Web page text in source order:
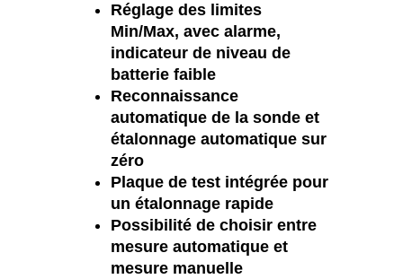
Réglage des limites
Min/Max, avec alarme,
indicateur de niveau de
batterie faible
Reconnaissance
automatique de la sonde et
étalonnage automatique sur
zéro
Plaque de test intégrée pour
un étalonnage rapide
Possibilité de choisir entre
mesure automatique et
mesure manuelle